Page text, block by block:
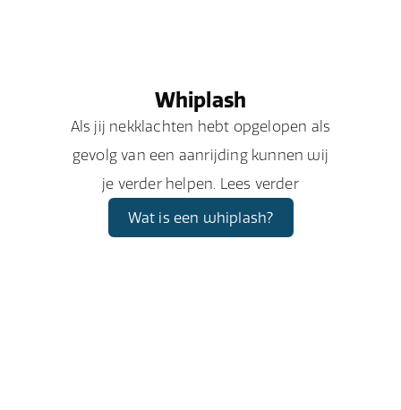
Whiplash
Als jij nekklachten hebt opgelopen als
gevolg van een aanrijding kunnen wij
je verder helpen. Lees verder
Wat is een whiplash?